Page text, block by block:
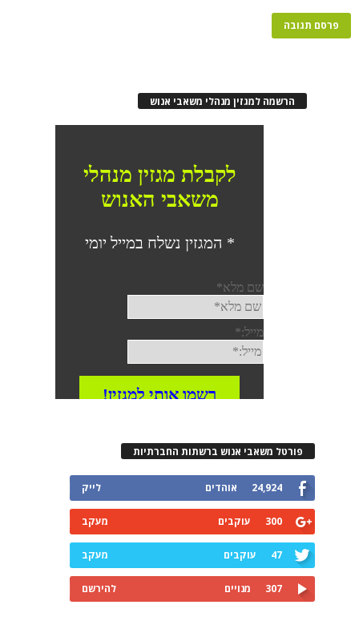
הרשמה למגזין מנהלי משאבי אנוש
פורטל משאבי אנוש ברשתות החברתיות
24,924 אוהדים לייק
300 עוקבים מעקב
47 עוקבים מעקב
307 מנויים להירשם